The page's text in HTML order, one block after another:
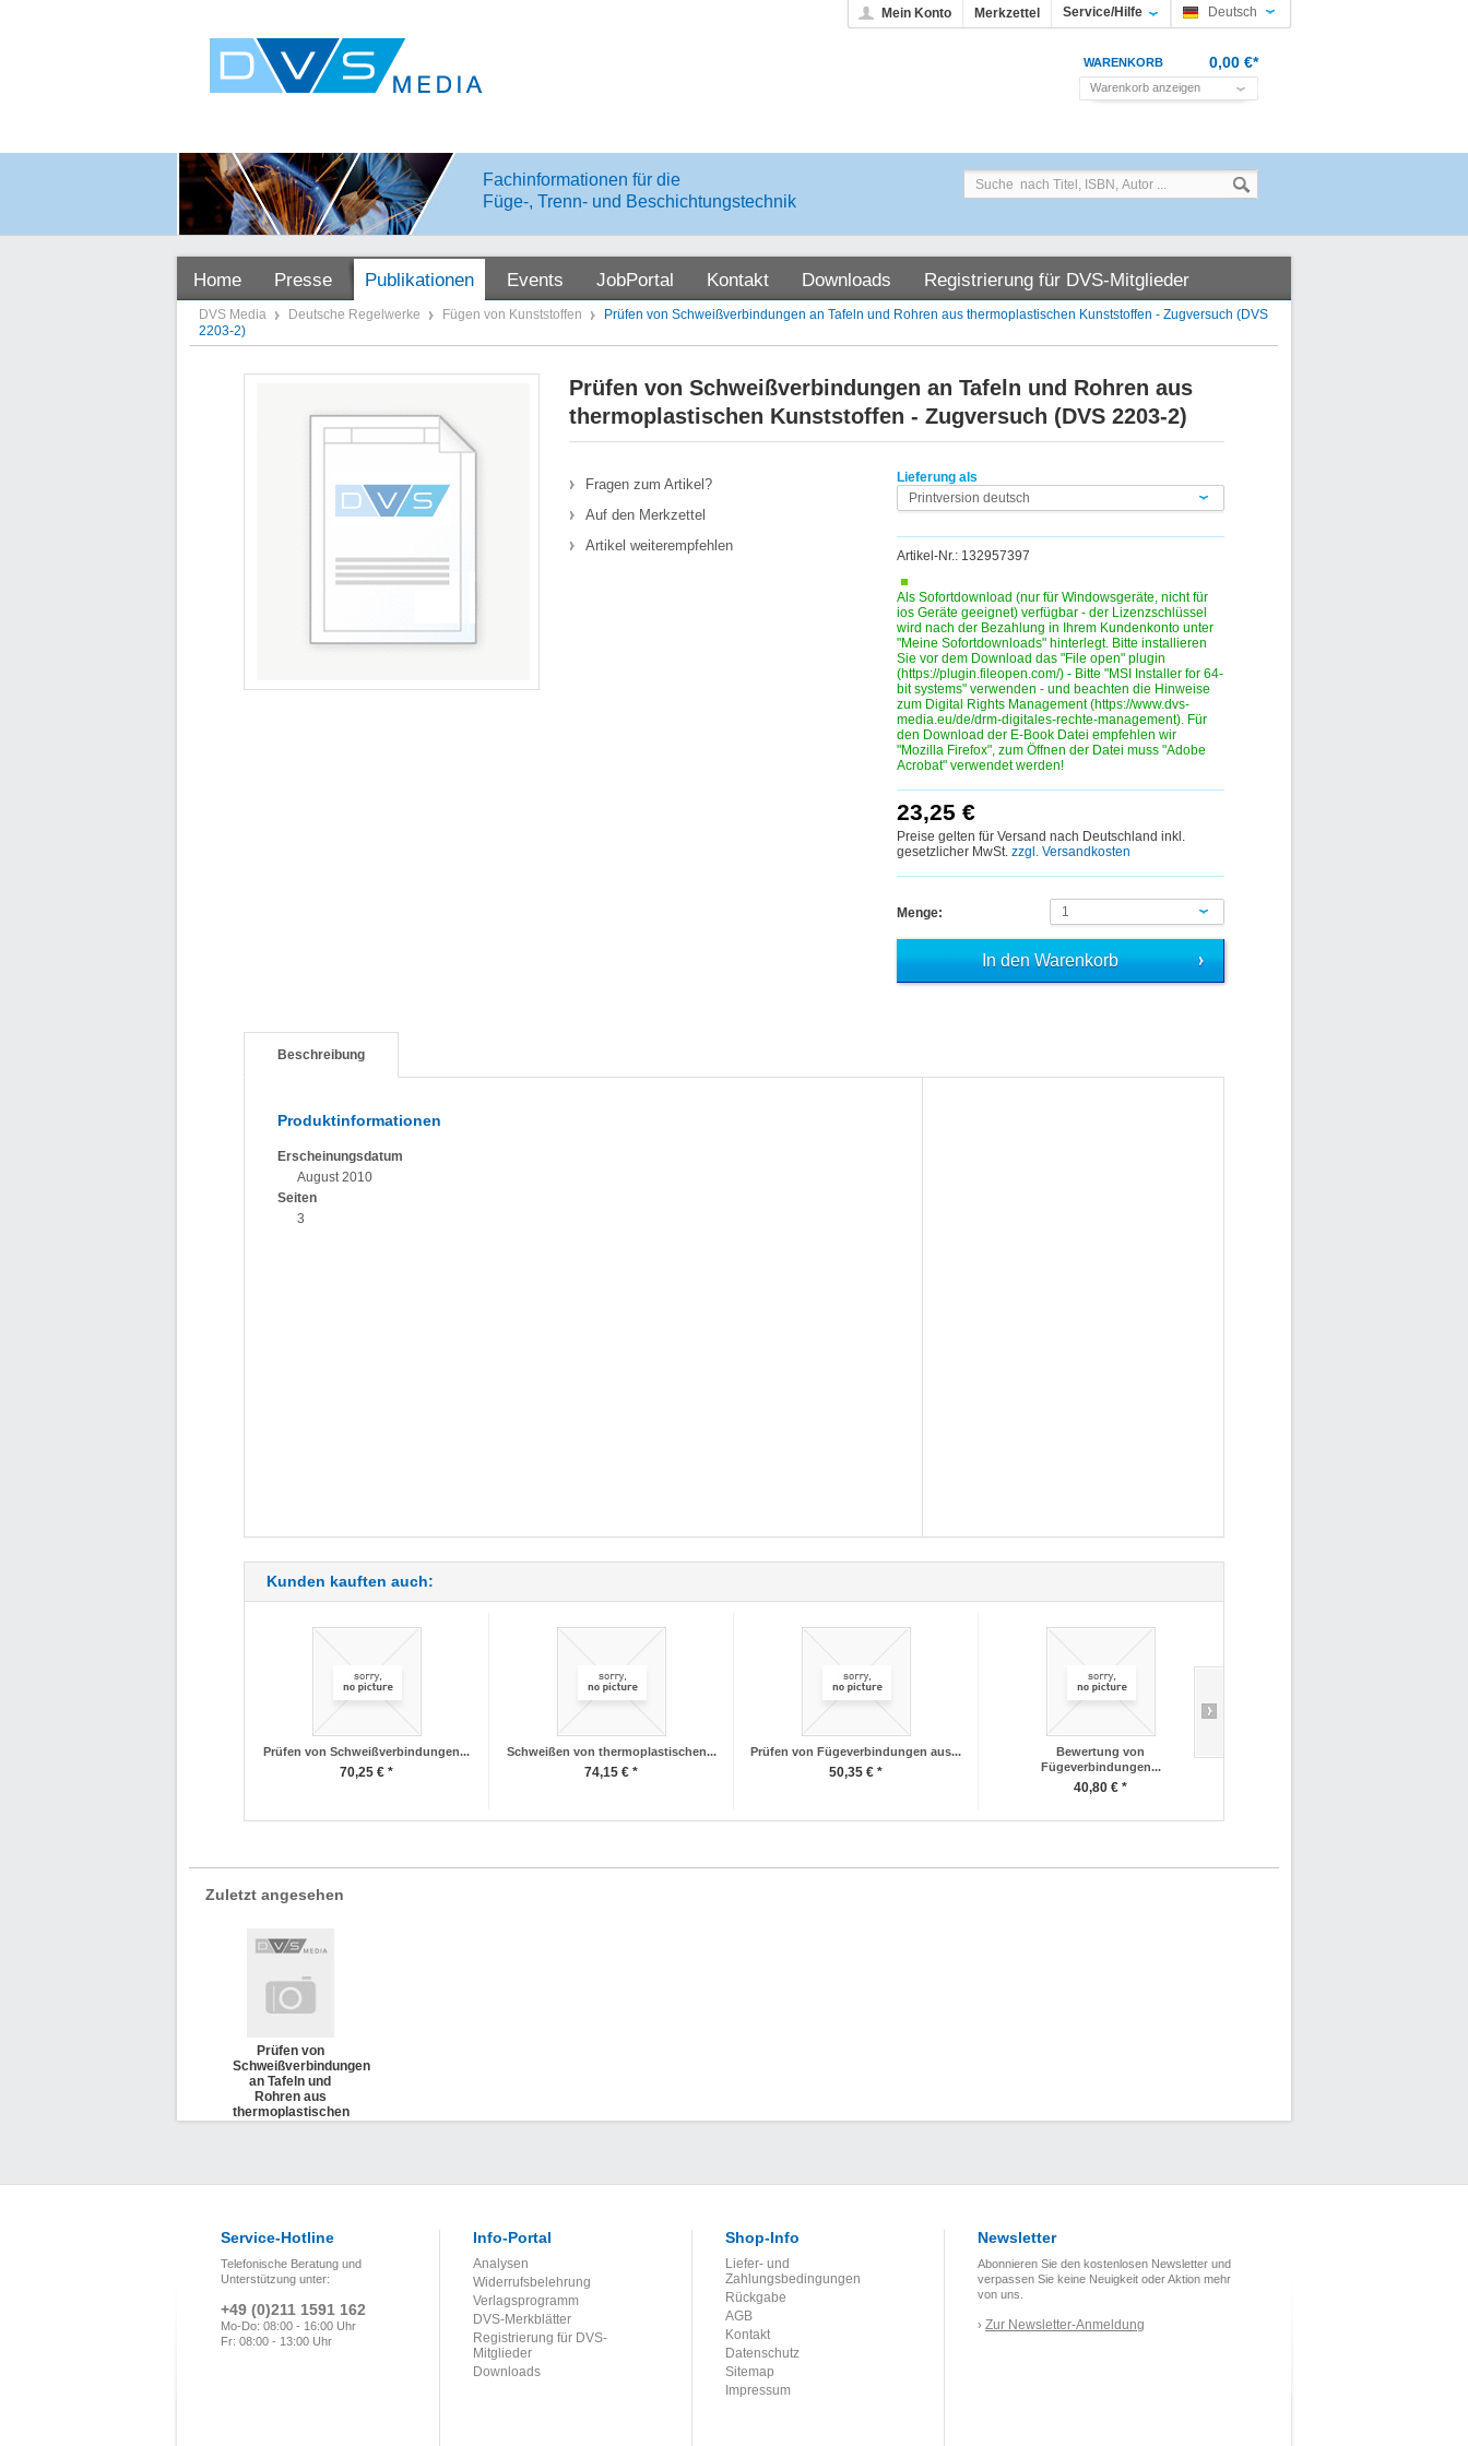
Mein Konto Merkzettel Service/Hilfe Deutsch
WARENKORB 0,00 €*
Warenkorb anzeigen
Fachinformationen für die
Füge-, Trenn- und Beschichtungstechnik
Home Presse Publikationen Events JobPortal Kontakt Downloads Registrierung für DVS-Mitglieder
DVS Media Deutsche Regelwerke Fügen von Kunststoffen
Prüfen von Schweißverbindungen an Tafeln und Rohren aus thermoplastischen Kunststoffen - Zugversuch (DVS
2203-2)
Prüfen von Schweißverbindungen an Tafeln und Rohren aus
thermoplastischen Kunststoffen - Zugversuch (DVS 2203-2)
Fragen zum Artikel?
Auf den Merkzettel
Artikel weiterempfehlen
Lieferung als
Printversion deutsch
Artikel-Nr.: 132957397
Als Sofortdownload (nur für Windowsgeräte, nicht für
ios Geräte geeignet) verfügbar - der Lizenzschlüssel
wird nach der Bezahlung in Ihrem Kundenkonto unter
"Meine Sofortdownloads" hinterlegt. Bitte installieren
Sie vor dem Download das "File open" plugin
(https://plugin.fileopen.com/) - Bitte "MSI Installer for 64-
bit systems" verwenden - und beachten die Hinweise
zum Digital Rights Management (https://www.dvs-
media.eu/de/drm-digitales-rechte-management). Für
den Download der E-Book Datei empfehlen wir
"Mozilla Firefox", zum Öffnen der Datei muss "Adobe
Acrobat" verwendet werden!
23,25 €
Preise gelten für Versand nach Deutschland inkl.
gesetzlicher MwSt. zzgl. Versandkosten
Menge: 1
Beschreibung
Produktinformationen
Erscheinungsdatum
August 2010
Seiten
3
Kunden kauften auch:
Prüfen von Schweißverbindungen...
70,25 € *
Schweißen von thermoplastischen...
74,15 € *
Prüfen von Fügeverbindungen aus...
50,35 € *
Bewertung von
Fügeverbindungen...
40,80 € *
Zuletzt angesehen
Prüfen von
Schweißverbindungen
an Tafeln und
Rohren aus
thermoplastischen
Service-Hotline
Telefonische Beratung und
Unterstützung unter:
+49 (0)211 1591 162
Mo-Do: 08:00 - 16:00 Uhr
Fr: 08:00 - 13:00 Uhr
Info-Portal
Analysen
Widerrufsbelehrung
Verlagsprogramm
DVS-Merkblätter
Registrierung für DVS-
Mitglieder
Downloads
Shop-Info
Liefer- und
Zahlungsbedingungen
Rückgabe
AGB
Kontakt
Datenschutz
Sitemap
Impressum
Newsletter
Abonnieren Sie den kostenlosen Newsletter und
verpassen Sie keine Neuigkeit oder Aktion mehr
von uns.
› Zur Newsletter-Anmeldung